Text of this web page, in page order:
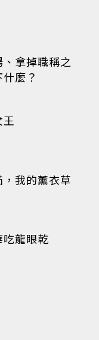
拿掉職稱之
麼？
我的薰衣草
龍眼乾